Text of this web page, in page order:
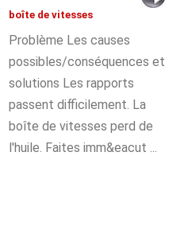
boîte de vitesses
Problème Les causes
possibles/conséquences et
solutions Les rapports
passent difficilement. La
boîte de vitesses perd de
l'huile. Faites imm&eacut ...